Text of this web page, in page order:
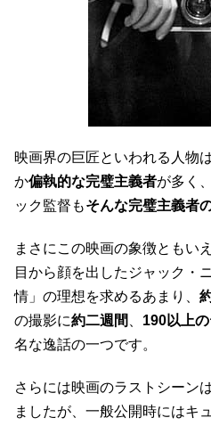
映画界の巨匠といわれる人物
か偏執的な完璧主義者が多く
ック監督もそんな完璧主義者
まさにこの映画の象徴ともい
目から顔を出したジャック・
情」の理想を求めるあまり、
の撮影に約二週間 190以上
名な逸話の一つです。
さらには映画のラストシーン
ましたが、一般公開時にはキ